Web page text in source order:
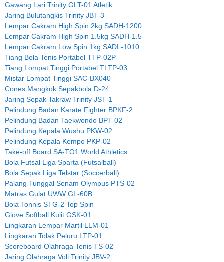
Gawang Lari Trinity GLT-01 Atletik
Jaring Bulutangkis Trinity JBT-3
Lempar Cakram High Spin 2kg SADH-1200
Lempar Cakram High Spin 1.5kg SADH-1.5
Lempar Cakram Low Spin 1kg SADL-1010
Tiang Bola Tenis Portabel TTP-02P
Tiang Lompat Tinggi Portabel TLTP-03
Mistar Lompat Tinggi SAC-BX040
Cones Mangkok Sepakbola D-24
Jaring Sepak Takraw Trinity JST-1
Pelindung Badan Karate Fighter BPKF-2
Pelindung Badan Taekwondo BPT-02
Pelindung Kepala Wushu PKW-02
Pelindung Kepala Kempo PKP-02
Take-off Board SA-TO1 World Athletics
Bola Futsal Liga Sparta (Futsalball)
Bola Sepak Liga Telstar (Soccerball)
Palang Tunggal Senam Olympus PTS-02
Matras Gulat UWW GL-60B
Bola Tonnis STG-2 Top Spin
Glove Softball Kulit GSK-01
Lingkaran Lempar Martil LLM-01
Lingkaran Tolak Peluru LTP-01
Scoreboard Olahraga Tenis TS-02
Jaring Olahraga Voli Trinity JBV-2